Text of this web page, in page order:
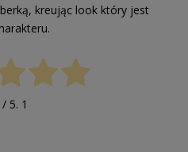
kreując look który jest
/ 5. 1